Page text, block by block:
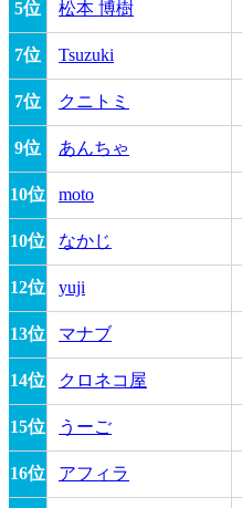
5位 松本 博樹
7位 Tsuzuki
7位 クニトミ
9位 あんちゃ
10位 moto
10位 なかじ
12位 yuji
13位 マナブ
14位 クロネコ屋
15位 うーご
16位 アフィラ